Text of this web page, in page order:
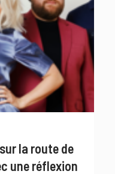
la route de
une réflexion